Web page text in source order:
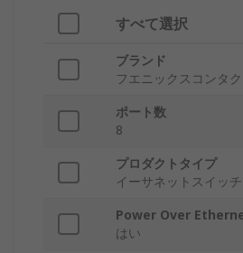
すべて選択
ブランド
フエニックスコンタク
ポート数
8
プロダクトタイプ
イーサネットスイッチ
Power Over
はい